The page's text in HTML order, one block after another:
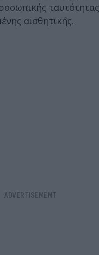
ταυτότητας
αισθητικής.